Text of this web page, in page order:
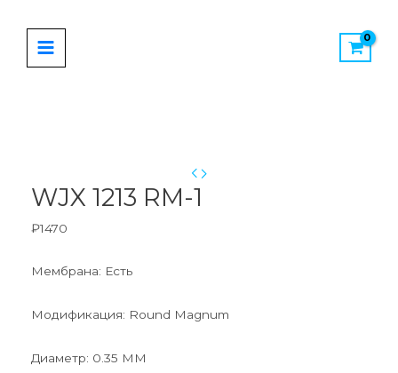
содержимому
MENU
WJX 1213 RM-1
₽1470
Мембрана: Есть
Модификация: Round Magnum
Диаметр: 0.35 MM
RM-